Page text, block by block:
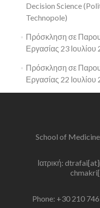
Decision Science
Technopole)
Πρόσκληση σε
Εργασίας 23 Ιουλίου
Πρόσκληση σε
Εργασίας 22 Ιουλίου
School of
Ιατρική:
Phone: +30 210